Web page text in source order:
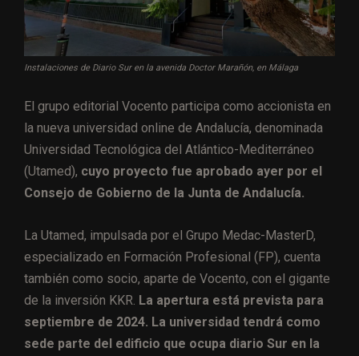
Instalaciones de Diario Sur en la avenida Doctor Marañón, en Málaga
El grupo editorial Vocento participa como accionista en
la nueva universidad online de Andalucía, denominada
Universidad Tecnológica del Atlántico-Mediterráneo
(Utamed), cuyo proyecto fue aprobado ayer por el
Consejo de Gobierno de la Junta de Andalucía.
La Utamed, impulsada por el Grupo Medac-MasterD,
especializado en Formación Profesional (FP), cuenta
también como socio, aparte de Vocento, con el gigante
de la inversión KKR. La apertura está prevista para
septiembre de 2024. La universidad tendrá como
sede parte del edificio que ocupa diario Sur en la